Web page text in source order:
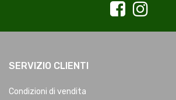
SERVIZIO CLIENTI
Condizioni di vendita